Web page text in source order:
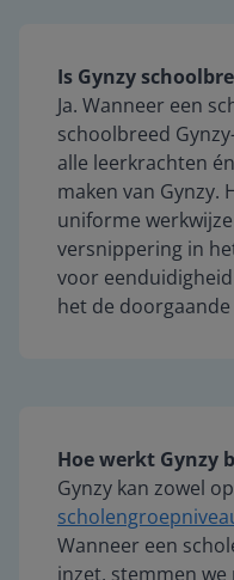
Is Gynzy
Ja. Wanneer een
schoolbreed
alle leerkrachten
maken van Gynzy.
uniforme
versnippering in
voor
het de
Hoe werkt Gynzy
Gynzy kan zowel
Wanneer een
inzet, stemmen we